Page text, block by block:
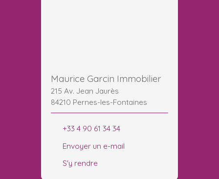
Maurice Garcin Immobilier
215 Av. Jean Jaurès
84210 Pernes-les-Fontaines
+33 4 90 61 34 34
Envoyer un e-mail
S'y rendre